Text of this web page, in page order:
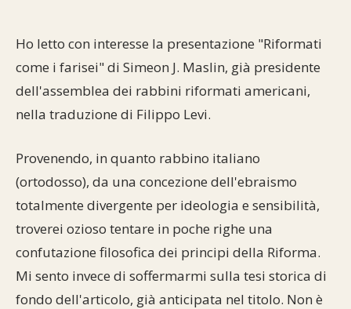
Documenti storici
Momenti di Torah
Vendita del chametz
F.A.Q.
Mappa del sito
Commenti alla Torah
Perle dal Talmud
Cultura e società
Aspetti di vita ebraica
Personaggi celebri
Sbirciamo Eretz Israel
Tanach
Partecipa Comunità ebraiche
Mangiare casher
Parliamone
it.cultura.ebraica
Netiquette
Ho letto con interesse la presentazione "Riformati
come i farisei" di Simeon J. Maslin, già presidente
dell'assemblea dei rabbini riformati americani,
nella traduzione di Filippo Levi.
Provenendo, in quanto rabbino italiano
(ortodosso), da una concezione dell'ebraismo
totalmente divergente per ideologia e sensibilità,
troverei ozioso tentare in poche righe una
confutazione filosofica dei principi della Riforma.
Mi sento invece di soffermarmi sulla tesi storica di
fondo dell'articolo, già anticipata nel titolo. Non è